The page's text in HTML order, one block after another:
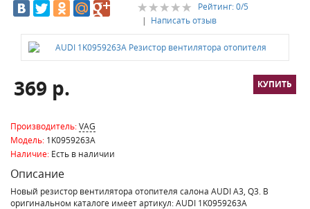
Рейтинг:0/5
| Написать отзыв
369 р.
Производитель:VAG
Модель: 1K0959263A
Наличие: Есть в наличии
Описание
Новый резистор вентилятора отопителя салона AUDI A3, Q3. В
оригинальном каталоге имеет артикул: AUDI 1K0959263A